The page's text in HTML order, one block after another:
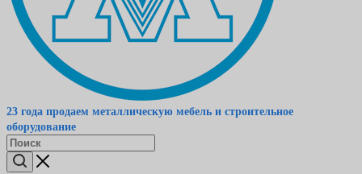
23 года продаем металлическую мебель и строительное
оборудование